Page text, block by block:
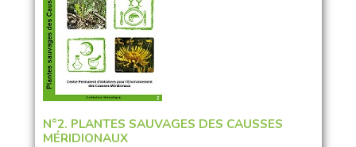
N°2. PLANTES SAUVAGES DES CAUSSES
MÉRIDIONAUX